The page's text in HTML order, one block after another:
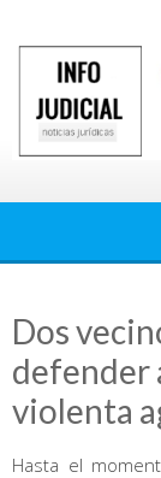
contenido
Dos
defender
violenta
Hasta el